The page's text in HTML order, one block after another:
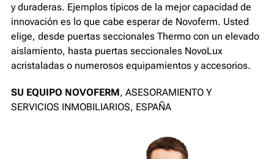
y duraderas. Ejemplos típicos de la mejor capacidad de
innovación es lo que cabe esperar de Novoferm. Usted
elige, desde puertas seccionales Thermo con un elevado
aislamiento, hasta puertas seccionales NovoLux
acristaladas o numerosos equipamientos y accesorios.
SU EQUIPO NOVOFERM, ASESORAMIENTO Y
SERVICIOS INMOBILIARIOS, ESPAÑA